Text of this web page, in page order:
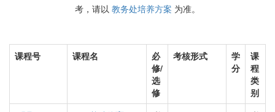
考，请以 教务处培养方案 为准。
课程号 课程名
必
修/
选
修
考核形式
学
分
课
程
类
别